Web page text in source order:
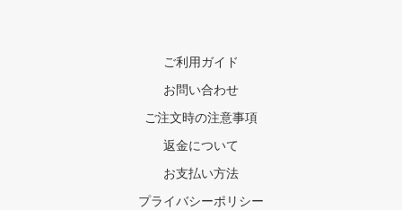
ご利用ガイド
お問い合わせ
ご注文時の注意事項
返金について
お支払い方法
プライバシーポリシー